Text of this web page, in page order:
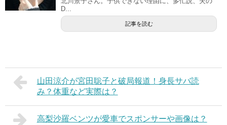
D...
記事を読む
山田涼介が宮田聡子と破局報道！身長サバ読
み？体重など実際は？
高梨沙羅ベンツが愛車でスポンサーや画像は？